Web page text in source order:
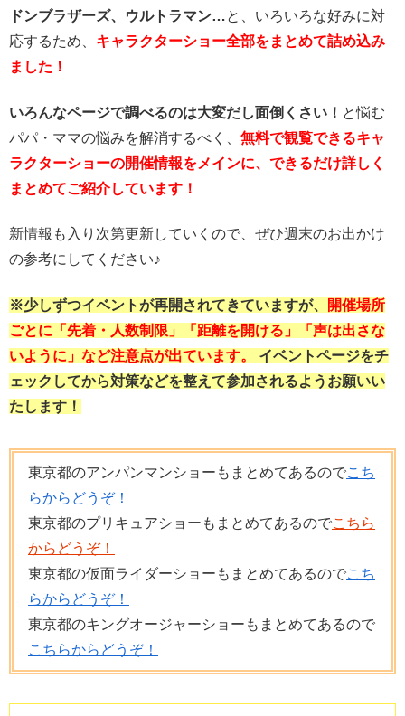
ドンブラザーズ、ウルトラマン…と、いろいろな好みに対
応するため、 キャラクターショー全部をまとめて詰め込み
ました！
いろんなページで調べるのは大変だし面倒くさい！ と悩む
パパ・ママの悩みを解消するべく、 無料で観覧できるキャ
ラクターショーの開催情報をメインに、できるだけ詳しく
まとめてご紹介しています！
新情報も入り次第更新していくので、ぜひ週末のお出かけ
の参考にしてください♪
※少しずつイベントが再開されてきていますが、
開催場所
ごとに「先着・人数制限」「距離を開ける」「声は出さな
いように」など注意点が出ています。 イベントページをチ
ェックしてから対策などを整えて参加されるようお願いい
たします！
東京都のアンパンマンショーもまとめてあるのでこち
らからどうぞ！
東京都のプリキュアショーもまとめてあるのでこちら
からどうぞ！
東京都の仮面ライダーショーもまとめてあるのでこち
らからどうぞ！
東京都のキングオージャーショーもまとめてあるので
こちらからどうぞ！